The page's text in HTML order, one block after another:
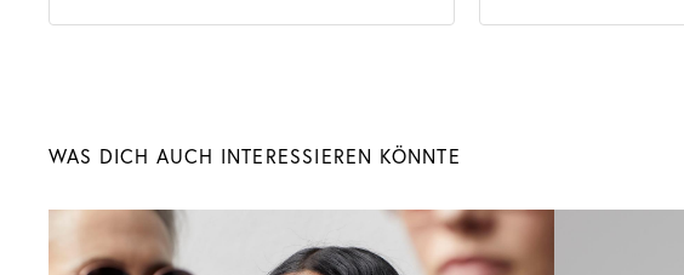
WAS DICH AUCH INTERESSIEREN KÖNNTE
Sonnenbrillen